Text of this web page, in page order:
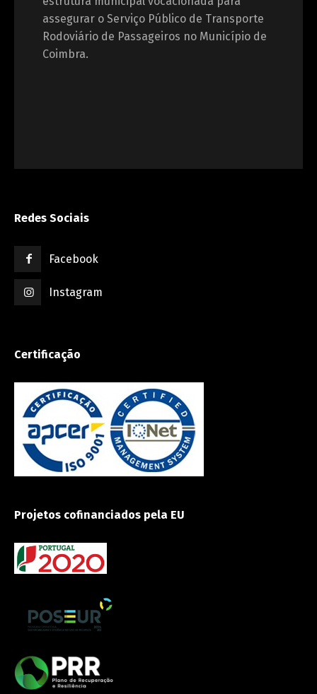
assegurar o Serviço Público de Transporte
Rodoviário de Passageiros no Município de
Coimbra.
Redes Sociais
Facebook
Instagram
Certificação
Projetos cofinanciados pela EU